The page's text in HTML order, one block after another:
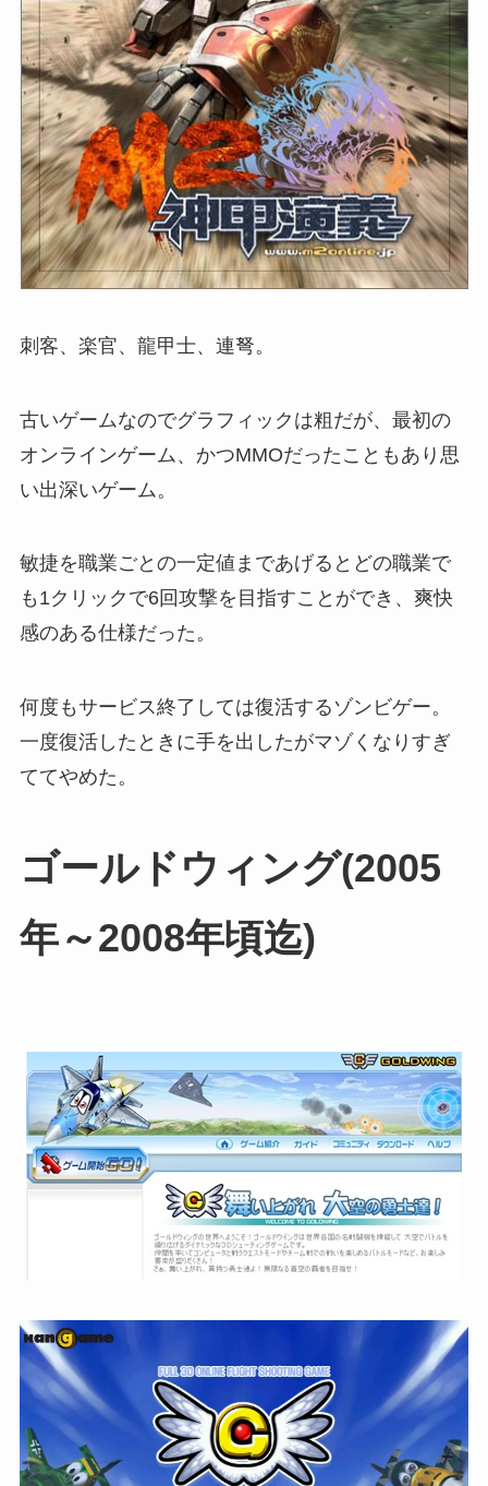
刺客、楽官、龍甲士、連弩。
古いゲームなのでグラフィックは粗だが、最初の
オンラインゲーム、かつMMOだったこともあり思
い出深いゲーム。
敏捷を職業ごとの一定値まであげるとどの職業で
も1クリックで6回攻撃を目指すことができ、爽快
感のある仕様だった。
何度もサービス終了しては復活するゾンビゲー。
一度復活したときに手を出したがマゾくなりすぎ
ててやめた。
ゴールドウィング(2005
年～2008年頃迄)